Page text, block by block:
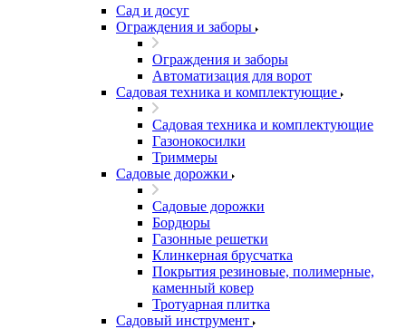
Сад и досуг
Ограждения и заборы
Ограждения и заборы
Автоматизация для ворот
Садовая техника и комплектующие
Садовая техника и комплектующие
Газонокосилки
Триммеры
Садовые дорожки
Садовые дорожки
Бордюры
Газонные решетки
Клинкерная брусчатка
Покрытия резиновые, полимерные,
каменный ковер
Тротуарная плитка
Садовый инструмент